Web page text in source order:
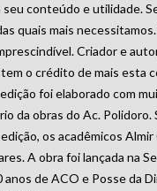
conteúdo e utilidade.
quais mais
Criador e
o crédito de mais esta
edição foi elaborado com
da obras do Ac. Polidoro.
os acadêmicos Almir
A obra foi lançada na
anos de ACO e Posse da